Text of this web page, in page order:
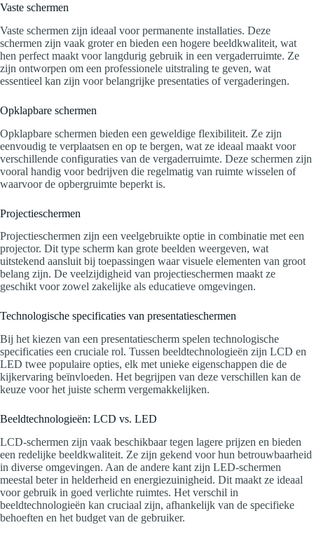
Vaste schermen
Vaste schermen zijn ideaal voor permanente installaties. Deze
schermen zijn vaak groter en bieden een hogere beeldkwaliteit, wat
hen perfect maakt voor langdurig gebruik in een vergaderruimte. Ze
zijn ontworpen om een professionele uitstraling te geven, wat
essentieel kan zijn voor belangrijke presentaties of vergaderingen.
Opklapbare schermen
Opklapbare schermen bieden een geweldige flexibiliteit. Ze zijn
eenvoudig te verplaatsen en op te bergen, wat ze ideaal maakt voor
verschillende configuraties van de vergaderruimte. Deze schermen zijn
vooral handig voor bedrijven die regelmatig van ruimte wisselen of
waarvoor de opbergruimte beperkt is.
Projectieschermen
Projectieschermen zijn een veelgebruikte optie in combinatie met een
projector. Dit type scherm kan grote beelden weergeven, wat
uitstekend aansluit bij toepassingen waar visuele elementen van groot
belang zijn. De veelzijdigheid van projectieschermen maakt ze
geschikt voor zowel zakelijke als educatieve omgevingen.
Technologische specificaties van presentatieschermen
Bij het kiezen van een presentatiescherm spelen technologische
specificaties een cruciale rol. Tussen beeldtechnologieën zijn LCD en
LED twee populaire opties, elk met unieke eigenschappen die de
kijkervaring beïnvloeden. Het begrijpen van deze verschillen kan de
keuze voor het juiste scherm vergemakkelijken.
Beeldtechnologieën: LCD vs. LED
LCD-schermen zijn vaak beschikbaar tegen lagere prijzen en bieden
een redelijke beeldkwaliteit. Ze zijn gekend voor hun betrouwbaarheid
in diverse omgevingen. Aan de andere kant zijn LED-schermen
meestal beter in helderheid en energiezuinigheid. Dit maakt ze ideaal
voor gebruik in goed verlichte ruimtes. Het verschil in
beeldtechnologieën kan cruciaal zijn, afhankelijk van de specifieke
behoeften en het budget van de gebruiker.